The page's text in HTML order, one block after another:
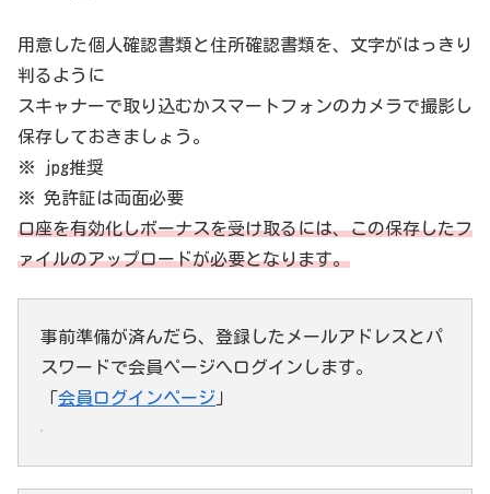
用意した個人確認書類と住所確認書類を、文字がはっきり
判るように
スキャナーで取り込むかスマートフォンのカメラで撮影し
保存しておきましょう。
※ jpg推奨
※ 免許証は両面必要
口座を有効化しボーナスを受け取るには、この保存したフ
ァイルのアップロードが必要となります。
事前準備が済んだら、登録したメールアドレスとパ
スワードで会員ページへログインします。
「会員ログインページ 」